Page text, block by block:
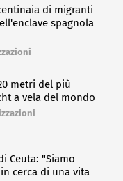
di migranti
spagnola
metri del più
a vela del mondo
Ceuta: "Siamo
cerca di una vita